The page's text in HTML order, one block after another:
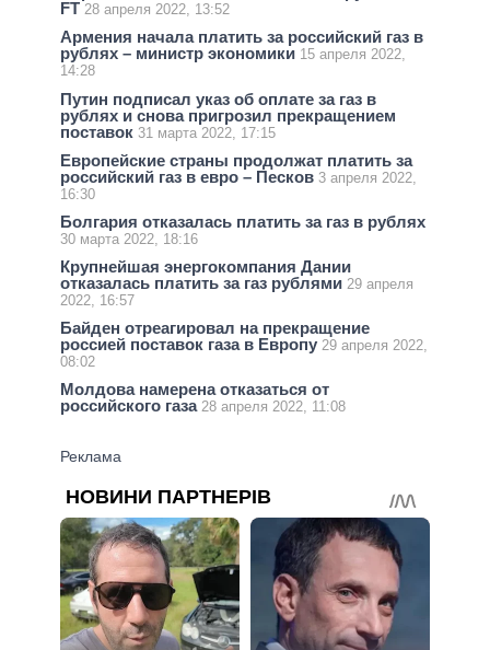
FT 28 апреля 2022, 13:52
Армения начала платить за российский газ в
рублях – министр экономики 15 апреля 2022,
14:28
Путин подписал указ об оплате за газ в
рублях и снова пригрозил прекращением
поставок 31 марта 2022, 17:15
Европейские страны продолжат платить за
российский газ в евро – Песков 3 апреля 2022,
16:30
Болгария отказалась платить за газ в рублях
30 марта 2022, 18:16
Крупнейшая энергокомпания Дании
отказалась платить за газ рублями 29 апреля
2022, 16:57
Байден отреагировал на прекращение
россией поставок газа в Европу 29 апреля 2022,
08:02
Молдова намерена отказаться от
российского газа 28 апреля 2022, 11:08